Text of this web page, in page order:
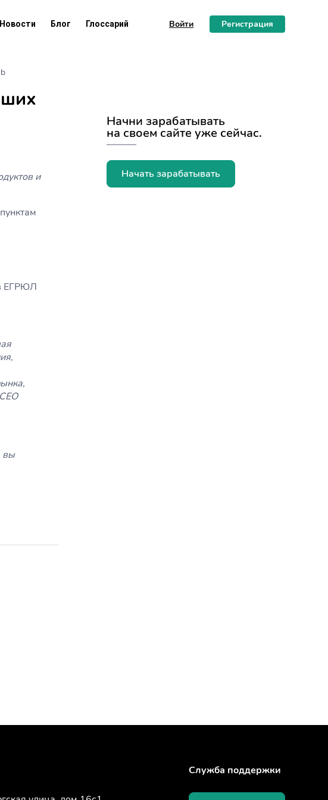
Новости Блог Глоссарий Войти Регистрация
и
ЕГРЮЛ
вы
Начни зарабатывать
на своем сайте уже сейчас.
Начать зарабатывать
Служба поддержки